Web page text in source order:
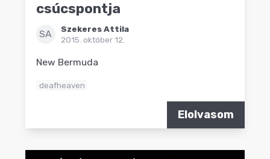
csúcspontja
SA
Szekeres Attila
2015. október 12.
New Bermuda
deafheaven
Elolvasom